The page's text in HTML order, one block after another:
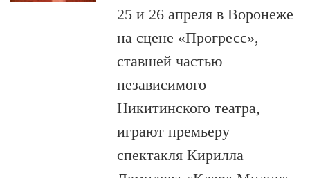
25 и 26 апреля в Воронеже
на сцене «Прогресс»,
ставшей частью
независимого
Никитинского театра,
играют премьеру
спектакля Кирилла